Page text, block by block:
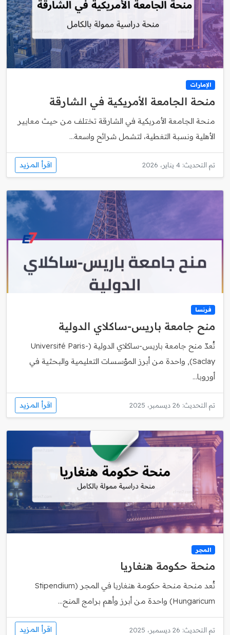
الإمارات
منحة الجامعة الأمريكية في الشارقة
منحة الجامعة الأمريكية في الشارقة تختلف من حيث معايير
الأهلية ونسبة التغطية، لتشمل شرائح واسعة...
تم التحديث: 4 يناير، 2026 اقرأ المزيد
فرنسا
منح جامعة باريس‑ساكلاي الدولية
تُعدّ منح جامعة باريس‑ساكلاي الدولية (Université Paris-
Saclay), واحدة من أبرز المؤسسات التعليمية والبحثية في
أوروبا...
تم التحديث: 26 ديسمبر، 2025 اقرأ المزيد
المجر
منحة حكومة هنغاريا
تُعد منحة منحة حكومة هنغاريا في المجر (Stipendium
Hungaricum) واحدة من أبرز وأهم برامج المنح...
تم التحديث: 26 ديسمبر، 2025 اقرأ المزيد